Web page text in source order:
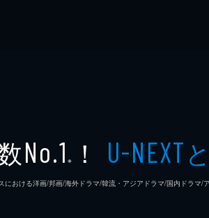
No.1 ※ ！ U-NEXT
おける洋画/邦画/海外ドラマ/韓流・アジアドラマ/国内ドラマ/